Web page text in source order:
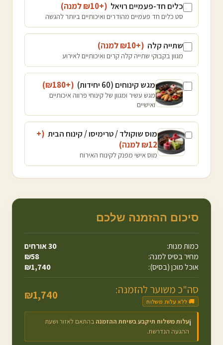
כלים חד-פעמיים רויאל (+₪
10 למנה)
סט כלים חד פעמיים מהודרים ואיכותיים ביותר להגשה
שתייה קלה (+₪
10 למנה)
מגוון בקבוקי שתייה קלה קרים ואיכותיים לאירוע
מגש קינוחים (60 יחידות) (+₪
180
)
מגש עשיר ומגוון של קינוחי פרווה איכותיים
ואישיים
מוס שוקולד / טרימיסו / קינוח הבית (+
₪12 למנה)
מוס אישי מפנק לקינוח האירוח
סיכום ההזמנה שלכם
כמות מנות: 30אורחים
מחיר בסיס למנה:
₪58
אוכל מוכן (בסיס):
₪1,740
סה"כ משוער להזמנה:
🚚 ללא עלות משלוח ₪1,740
ℹ️עלות משלוח תיקבע בשיחת ההזמנה בהתאם לאזור ושעת
ההגעה הנדרשת.